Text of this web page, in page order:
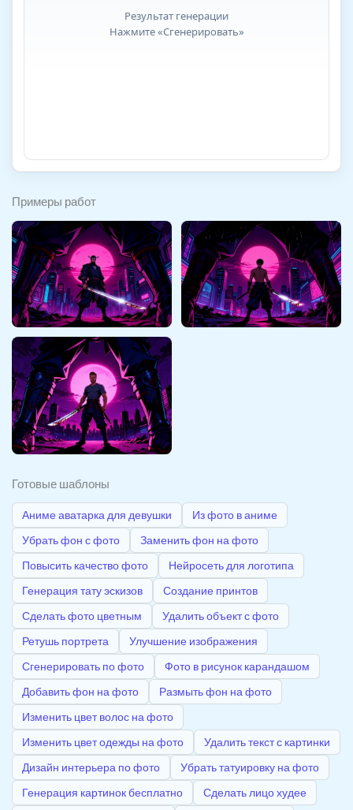
Результат генерации
Нажмите «Сгенерировать»
Примеры работ
Готовые шаблоны
Аниме аватарка для девушки
Из фото в аниме
Убрать фон с фото
Заменить фон на фото
Повысить качество фото
Нейросеть для логотипа
Генерация тату эскизов
Создание принтов
Сделать фото цветным
Удалить объект с фото
Ретушь портрета
Улучшение изображения
Сгенерировать по фото
Фото в рисунок карандашом
Добавить фон на фото
Размыть фон на фото
Изменить цвет волос на фото
Изменить цвет одежды на фото
Удалить текст с картинки
Дизайн интерьера по фото
Убрать татуировку на фото
Генерация картинок бесплатно
Сделать лицо худее